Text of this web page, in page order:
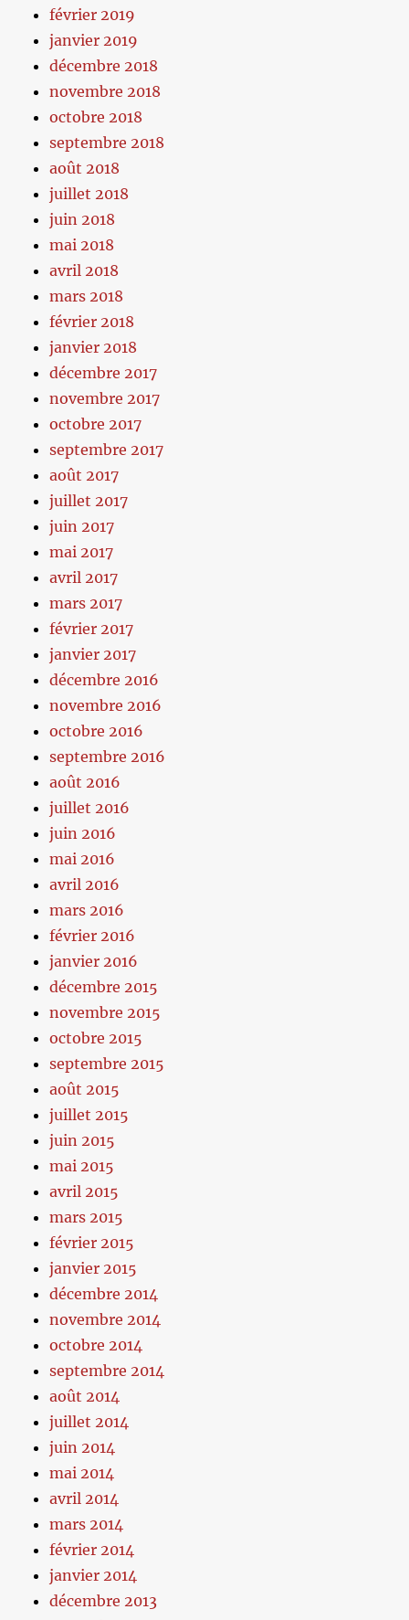
février 2019
janvier 2019
décembre 2018
novembre 2018
octobre 2018
septembre 2018
août 2018
juillet 2018
juin 2018
mai 2018
avril 2018
mars 2018
février 2018
janvier 2018
décembre 2017
novembre 2017
octobre 2017
septembre 2017
août 2017
juillet 2017
juin 2017
mai 2017
avril 2017
mars 2017
février 2017
janvier 2017
décembre 2016
novembre 2016
octobre 2016
septembre 2016
août 2016
juillet 2016
juin 2016
mai 2016
avril 2016
mars 2016
février 2016
janvier 2016
décembre 2015
novembre 2015
octobre 2015
septembre 2015
août 2015
juillet 2015
juin 2015
mai 2015
avril 2015
mars 2015
février 2015
janvier 2015
décembre 2014
novembre 2014
octobre 2014
septembre 2014
août 2014
juillet 2014
juin 2014
mai 2014
avril 2014
mars 2014
février 2014
janvier 2014
décembre 2013